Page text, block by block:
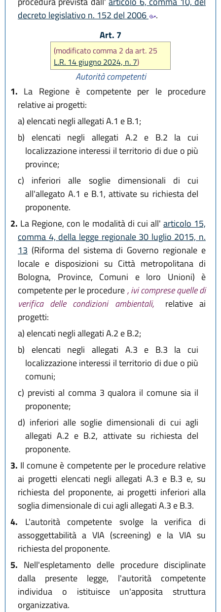
decreto legislativo n. 152 del 2006
.
Art. 7
(modificato comma 2 da art. 25
L.R. 14 giugno 2024, n. 7)
Autorità competenti
1. La Regione è competente per le procedure
relative ai progetti:
a) elencati negli allegati A.1 e B.1;
b) elencati negli allegati A.2 e B.2 la cui
localizzazione interessi il territorio di due o più
province;
c) inferiori alle soglie dimensionali di cui
all'allegato A.1 e B.1, attivate su richiesta del
proponente.
2. La Regione, con le modalità di cui all' articolo 15,
comma 4, della legge regionale 30 luglio 2015, n.
13 (Riforma del sistema di Governo regionale e
locale e disposizioni su Città metropolitana di
Bologna, Province, Comuni e loro Unioni) è
competente per le procedure, ivi comprese quelle di
verifica delle condizioni ambientali,
relative ai
progetti:
a) elencati negli allegati A.2 e B.2;
b) elencati negli allegati A.3 e B.3 la cui
localizzazione interessi il territorio di due o più
comuni;
c) previsti al comma 3 qualora il comune sia il
proponente;
d) inferiori alle soglie dimensionali di cui agli
allegati A.2 e B.2, attivate su richiesta del
proponente.
3. Il comune è competente per le procedure relative
ai progetti elencati negli allegati A.3 e B.3 e, su
richiesta del proponente, ai progetti inferiori alla
soglia dimensionale di cui agli allegati A.3 e B.3.
4. L'autorità competente svolge la verifica di
assoggettabilità a VIA (screening) e la VIA su
richiesta del proponente.
5. Nell'espletamento delle procedure disciplinate
dalla presente legge, l'autorità competente
individua o istituisce un'apposita struttura
organizzativa.